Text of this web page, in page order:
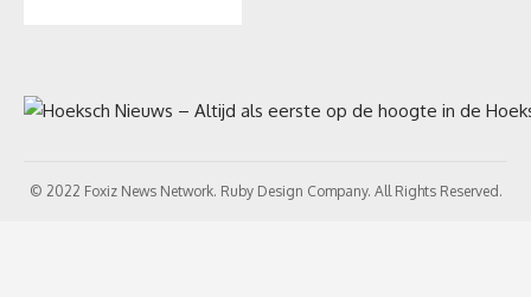
© 2022 Foxiz News Network. Ruby Design Company. All Rights Reserved.